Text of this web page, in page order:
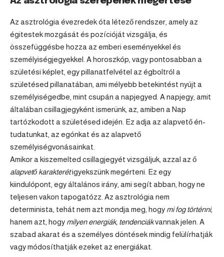
Az asztrológia évezredek óta létező rendszer, amely az
égitestek mozgását és pozícióját vizsgálja, és
összefüggésbe hozza az emberi eseményekkel és
személyiségjegyekkel. A horoszkóp, vagy pontosabban a
születési képlet, egy pillanatfelvétel az égboltról a
születésed pillanatában, ami mélyebb betekintést nyújt a
személyiségedbe, mint csupán a napjegyed. A napjegy, amit
általában csillagjegyként ismerünk, az, amiben a Nap
tartózkodott a születésed idején. Ez adja az alapvető én-
tudatunkat, az egónkat és az alapvető
személyiségvonásainkat.
Amikor a kiszemelted csillagjegyét vizsgáljuk, azzal az ő
alapvető karakterétigyekszünk megérteni. Ez egy
kiindulópont, egy általános irány, ami segít abban, hogy ne
teljesen vakon tapogatózz. Az asztrológia nem
determinista, tehát nem azt mondja meg, hogy mi fog történni,
hanem azt, hogy milyen energiák, tendenciákvannak jelen. A
szabad akarat és a személyes döntések mindig felülírhatják
vagy módosíthatják ezeket az energiákat.